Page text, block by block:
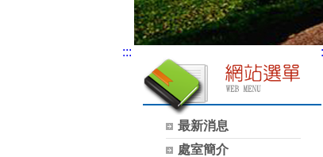
:::
最新消息
處室簡介